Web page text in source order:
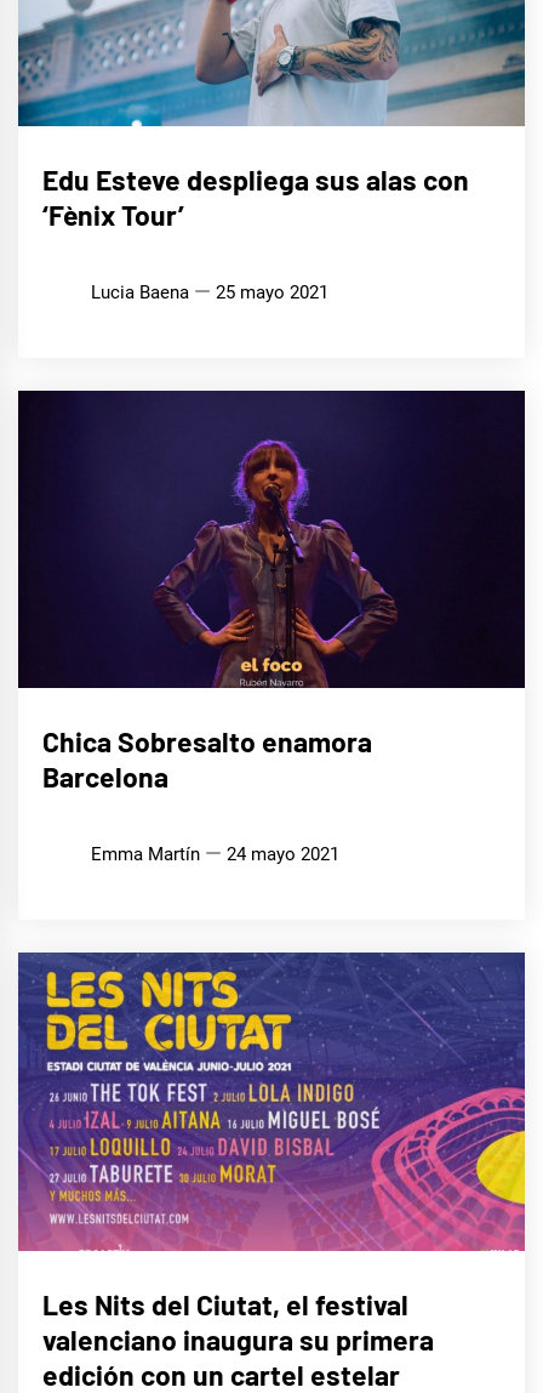
Edu Esteve despliega sus alas con
‘Fènix Tour’
Lucia Baena 25 mayo 2021
Chica Sobresalto enamora
Barcelona
Emma Martín 24 mayo 2021
Les Nits del Ciutat, el festival
valenciano inaugura su primera
edición con un cartel estelar